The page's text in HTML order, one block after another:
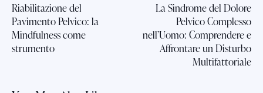
Riabilitazione del
Pavimento Pelvico: la
Mindfulness come
strumento
La Sindrome del Dolore
Pelvico Complesso
nell’Uomo: Comprendere e
Affrontare un Disturbo
Multifattoriale